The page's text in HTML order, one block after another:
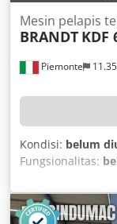
Piemonte
Mesin pelapis
BRANDT KDF
Kondisi: belum
Fungsionalitas:
mm, kecepatan
Perlengkapan: